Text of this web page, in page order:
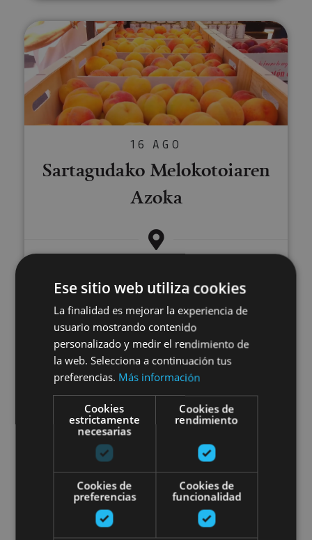
Sartagudako Melokotoiaren
16 AGO
Sartagudako Melokotoiaren
Azoka
Herri-kiroleko jaia Urdazubin
22 AGO
Herri-kiroleko jaia Urdazubin
Ese sitio web utiliza cookies
La finalidad es mejorar la experiencia de
usuario mostrando contenido
personalizado y medir el rendimiento de
la web. Selecciona a continuación tus
preferencias. Más información
Cookies
estrictamente
necesarias
Cookies de
rendimiento
Cookies de
preferencias
Cookies de
funcionalidad